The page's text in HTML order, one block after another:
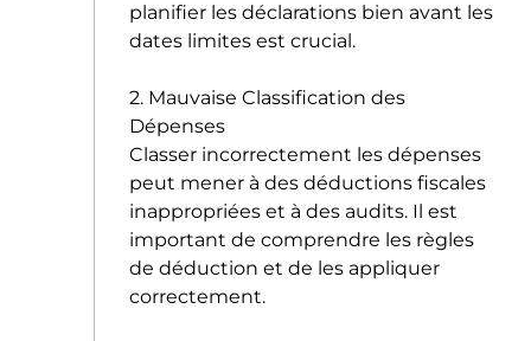
planifier les déclarations bien avant les
dates limites est crucial.
2. Mauvaise Classification des
Dépenses
Classer incorrectement les dépenses
peut mener à des déductions fiscales
inappropriées et à des audits. Il est
important de comprendre les règles
de déduction et de les appliquer
correctement.